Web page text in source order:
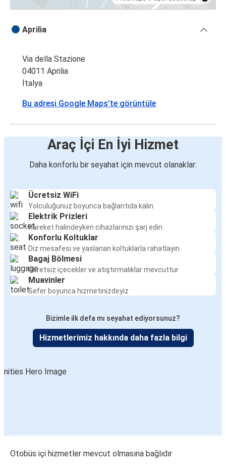
Aprilia
Via della Stazione
04011 Aprilia
İtalya
Bu adresi Google Maps’te görüntüle
Araç İçi En İyi Hizmet
Daha konforlu bir seyahat için mevcut olanaklar:
Ücretsiz WiFi
Yolculuğunuz boyunca bağlantıda kalın
Elektrik Prizleri
Hareket halindeyken cihazlarınızı şarj edin
Konforlu Koltuklar
Diz mesafesi ve yaslanan koltuklarla rahatlayın
Bagaj Bölmesi
Ücretsiz içecekler ve atıştırmalıklar mevcuttur
Muavinler
Sefer boyunca hizmetinizdeyiz
Bizimle ilk defa mı seyahat ediyorsunuz?
Hizmetlerimiz hakkında daha fazla bilgi
Otobüs içi hizmetler mevcut olmasına bağlıdır